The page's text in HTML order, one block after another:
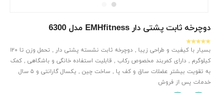
دوچرخه ثابت پشتی دار EMHfitness مدل 6300
بسیار با کیفیت و طراحی زیبا , دوچرخه ثابت نشسته پشتی دار , تحمل وزن تا ۱۲۰
کیلوگرم , دارای کمربند مخصوص رکاب , قابلیت استفاده خانگی و باشگاهی , کمک
به تقویت بیشتر عضلات ساق و کف پا , ساخت چین , یکسال گارانتی و ۵ سال
خدمات پس از فروش